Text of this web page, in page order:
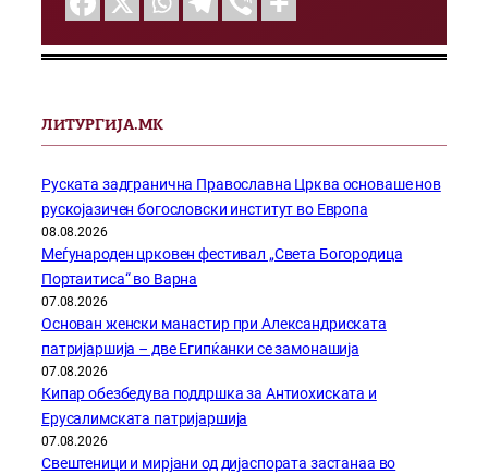
ЛИТУРГИЈА.МК
Руската задгранична Православна Црква основаше нов
рускојазичен богословски институт во Европа
08.08.2026
Меѓународен црковен фестивал „Света Богородица
Портаитиса“ во Варна
07.08.2026
Основан женски манастир при Александриската
патријаршија – две Египќанки се замонашија
07.08.2026
Кипар обезбедува поддршка за Антиохиската и
Ерусалимската патријаршија
07.08.2026
Свештеници и мирјани од дијаспората застанаа во